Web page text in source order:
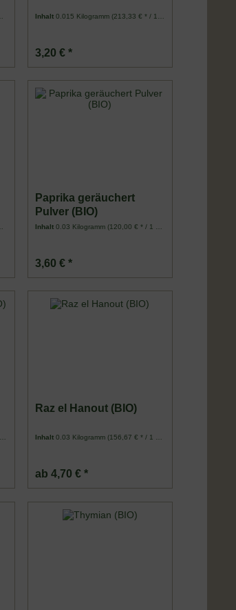
Inhalt 0.015 Kilogramm (213,33 € * / 1 Kilogramm)
3,20 € *
Paprika geräuchert
Pulver (BIO)
Inhalt 0.03 Kilogramm (120,00 € * / 1 Kilogramm)
3,60 € *
Raz el Hanout (BIO)
Inhalt 0.03 Kilogramm (156,67 € * / 1 Kilogramm)
ab 4,70 € *